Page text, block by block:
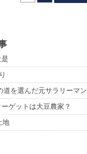
是
を選んだ元サラリーマン
ゲットは大豆農家？
地